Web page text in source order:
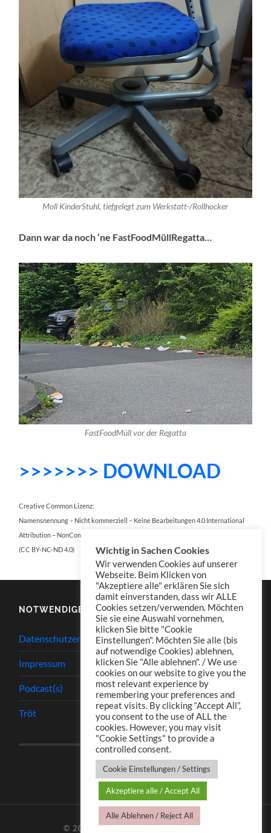
Moll KinderStuhl, tiefgelegt zum Werkstatt-/Rollhocker
Dann war da noch ‘ne FastFoodMüllRegatta…
FastFoodMüll vor der Regatta
>>>>>>> DOWNLOAD
Creative Common Lizenz:
Namensnennung – Nicht kommerziell – Keine Bearbeitungen 4.0 International
Attribution – NonCommercial – NoDerivatives 4.0 International
(CC BY-NC-ND 4.0)
NOTWENDIGES
Datenschutzerklärung
Impressum
Podcast(s)
Tröt
© 2026 TJ.S PODCASTS —HOCH ↑
Wichtig in Sachen Cookies
Wir verwenden Cookies auf unserer
Webseite. Beim Klicken von
"Akzeptiere alle" erklären Sie sich
damit einverstanden, dass wir ALLE
Cookies setzen/verwenden. Möchten
Sie sie eine Auswahl vornehmen,
klicken Sie bitte "Cookie
Einstellungen". Möchten Sie alle (bis
auf notwendige Cookies) ablehnen,
klicken Sie "Alle ablehnen". / We use
cookies on our website to give you the
most relevant experience by
remembering your preferences and
repeat visits. By clicking “Accept All”,
you consent to the use of ALL the
cookies. However, you may visit
"Cookie Settings" to provide a
controlled consent.
Cookie Einstellungen / Settings
Akzeptiere alle / Accept All
Alle Ablehnen / Reject All